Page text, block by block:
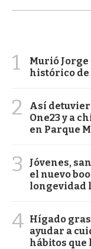
1
Murió
histórico de
2
Así
One23 y a
en Parque
3
Jóvenes,
el nuevo
longevidad
4 Hígado
ayudar a
hábitos que